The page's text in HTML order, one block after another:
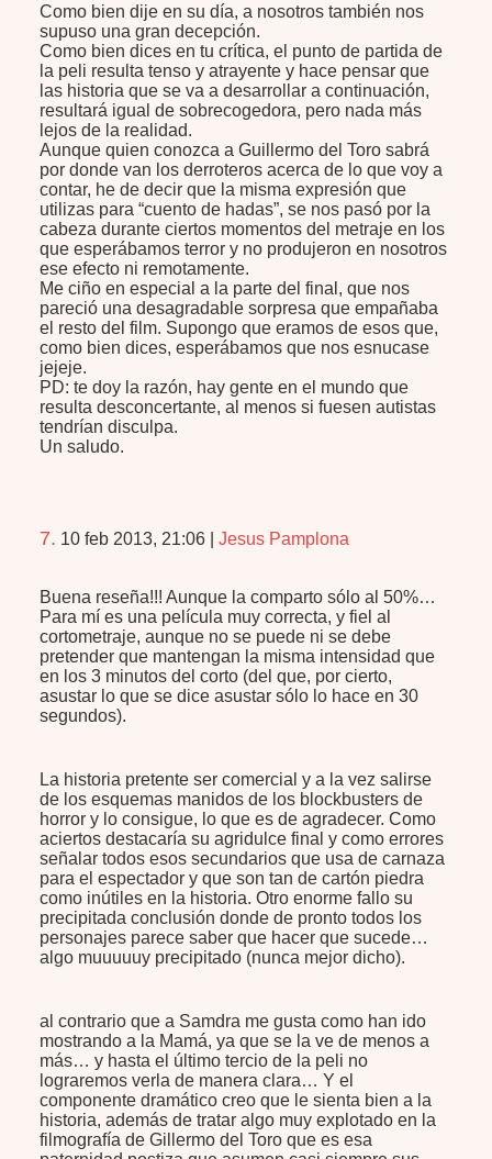
Como bien dije en su día, a nosotros también nos
supuso una gran decepción.
Como bien dices en tu crítica, el punto de partida de
la peli resulta tenso y atrayente y hace pensar que
las historia que se va a desarrollar a continuación,
resultará igual de sobrecogedora, pero nada más
lejos de la realidad.
Aunque quien conozca a Guillermo del Toro sabrá
por donde van los derroteros acerca de lo que voy a
contar, he de decir que la misma expresión que
utilizas para “cuento de hadas”, se nos pasó por la
cabeza durante ciertos momentos del metraje en los
que esperábamos terror y no produjeron en nosotros
ese efecto ni remotamente.
Me ciño en especial a la parte del final, que nos
pareció una desagradable sorpresa que empañaba
el resto del film. Supongo que eramos de esos que,
como bien dices, esperábamos que nos esnucase
jejeje.
PD: te doy la razón, hay gente en el mundo que
resulta desconcertante, al menos si fuesen autistas
tendrían disculpa.
Un saludo.
7. 10 feb 2013, 21:06 Jesus Pamplona
Buena reseña!!! Aunque la comparto sólo al 50%…
Para mí es una película muy correcta, y fiel al
cortometraje, aunque no se puede ni se debe
pretender que mantengan la misma intensidad que
en los 3 minutos del corto (del que, por cierto,
asustar lo que se dice asustar sólo lo hace en 30
segundos).
La historia pretente ser comercial y a la vez salirse
de los esquemas manidos de los blockbusters de
horror y lo consigue, lo que es de agradecer. Como
aciertos destacaría su agridulce final y como errores
señalar todos esos secundarios que usa de carnaza
para el espectador y que son tan de cartón piedra
como inútiles en la historia. Otro enorme fallo su
precipitada conclusión donde de pronto todos los
personajes parece saber que hacer que sucede…
algo muuuuuy precipitado (nunca mejor dicho).
al contrario que a Samdra me gusta como han ido
mostrando a la Mamá, ya que se la ve de menos a
más… y hasta el último tercio de la peli no
lograremos verla de manera clara… Y el
componente dramático creo que le sienta bien a la
historia, además de tratar algo muy explotado en la
filmografía de Gillermo del Toro que es esa